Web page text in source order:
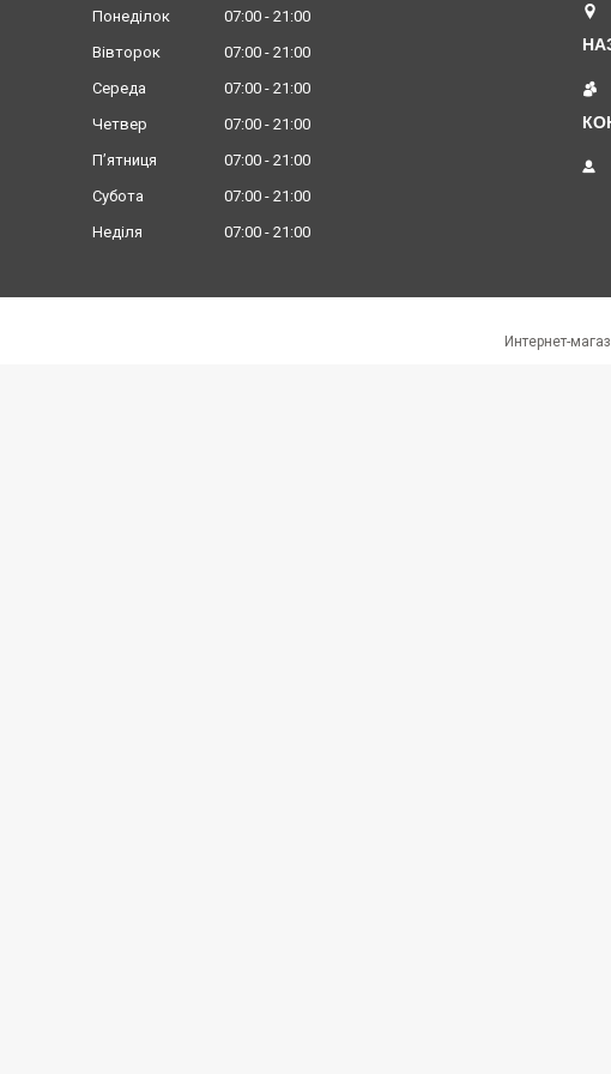
Понеділок 07:00
21:00
Вівторок
07:00
21:00
Середа
07:00
21:00
Четвер
07:00
21:00
Пʼятниця
07:00
21:00
Субота
07:00
21:00
Неділя
07:00 21:00